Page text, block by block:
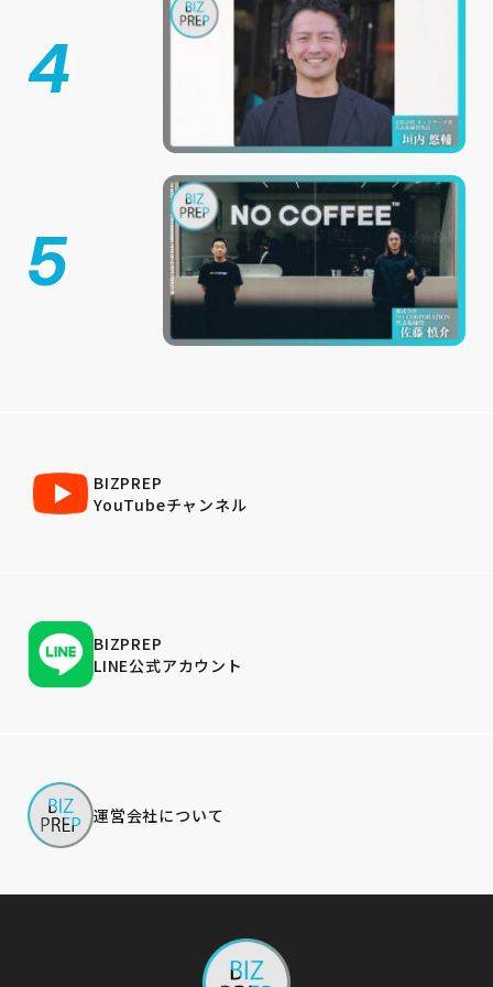
4
5
BIZPREP
YouTubeチャンネル
BIZPREP
LINE公式アカウント
運営会社について